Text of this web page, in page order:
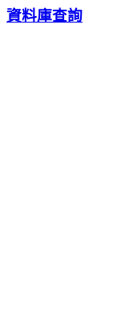
資料庫查詢